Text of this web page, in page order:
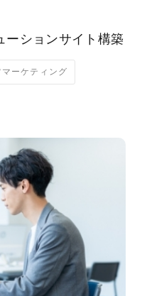
ーションサイト構築
マーケティング